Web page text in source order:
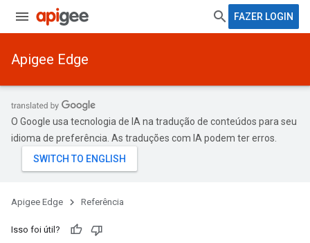
FAZER LOGIN
Apigee Edge
O Google usa tecnologia de IA na tradução de conteúdos para seu
idioma de preferência. As traduções com IA podem ter erros.
Apigee Edge Referência
Isso foi útil?